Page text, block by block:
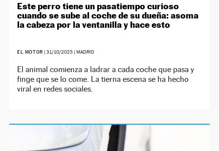
Este perro tiene un pasatiempo curioso
cuando se sube al coche de su dueña: asoma
la cabeza por la ventanilla y hace esto
EL MOTOR | 31/10/2025| MADRID
El animal comienza a ladrar a cada coche que pasa y
finge que se lo come. La tierna escena se ha hecho
viral en redes sociales.